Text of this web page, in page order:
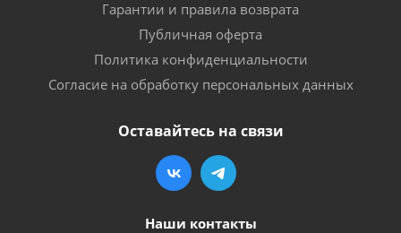
Гарантии и правила возврата
Публичная оферта
Политика конфиденциальности
Согласие на обработку персональных данных
Оставайтесь на связи
Наши контакты